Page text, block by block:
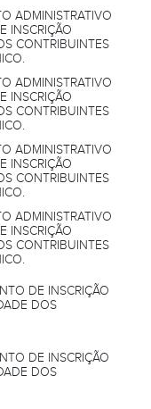
ADMINISTRATIVO
INSCRIÇÃO
CONTRIBUINTES
ADMINISTRATIVO
INSCRIÇÃO
CONTRIBUINTES
ADMINISTRATIVO
INSCRIÇÃO
CONTRIBUINTES
ADMINISTRATIVO
INSCRIÇÃO
CONTRIBUINTES
DE INSCRIÇÃO
DOS
DE INSCRIÇÃO
DOS